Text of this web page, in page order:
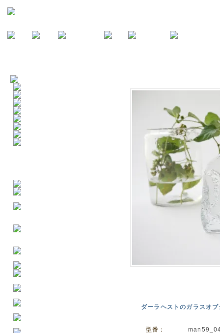
ダーラヘストのガラスオ
型番：